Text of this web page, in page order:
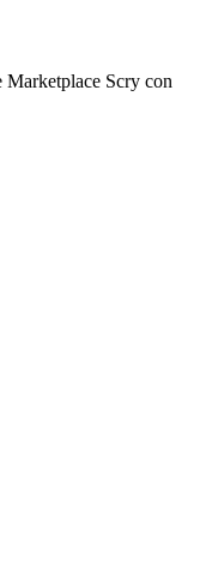
Marketplace Scry con